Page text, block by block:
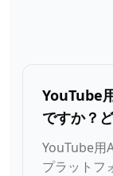
YouTube
ですか？
YouTube用
プラットフ